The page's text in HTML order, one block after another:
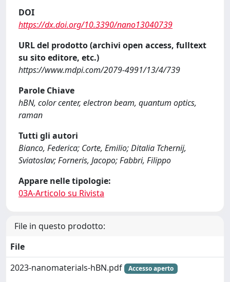
DOI
https://dx.doi.org/10.3390/nano13040739
URL del prodotto (archivi open access, fulltext
su sito editore, etc.)
https://www.mdpi.com/2079-4991/13/4/739
Parole Chiave
hBN, color center, electron beam, quantum optics,
raman
Tutti gli autori
Bianco, Federica; Corte, Emilio; Ditalia Tchernij,
Sviatoslav; Forneris, Jacopo; Fabbri, Filippo
Appare nelle tipologie:
03A-Articolo su Rivista
File in questo prodotto:
File
2023-nanomaterials-hBN.pdf
Accesso aperto